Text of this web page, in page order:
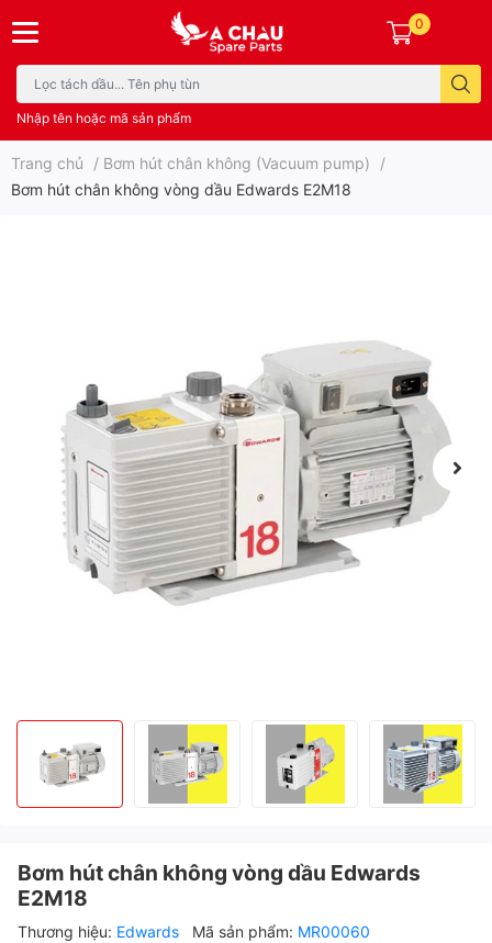
Nhập tên hoặc mã sản phẩm
0
Trang chủ / Bơm hút chân không (Vacuum pump)
/
Bơm hút chân không vòng dầu Edwards E2M18
Bơm hút chân không vòng dầu Edwards
E2M18
Thương hiệu: Edwards Mã sản phẩm: MR00060